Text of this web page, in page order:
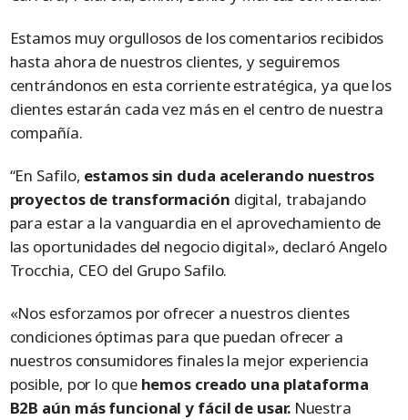
Estamos muy orgullosos de los comentarios recibidos
hasta ahora de nuestros clientes, y seguiremos
centrándonos en esta corriente estratégica, ya que los
clientes estarán cada vez más en el centro de nuestra
compañía.
“En Safilo, estamos sin duda acelerando nuestros
proyectos de transformación digital, trabajando
para estar a la vanguardia en el aprovechamiento de
las oportunidades del negocio digital», declaró Angelo
Trocchia, CEO del Grupo Safilo.
«Nos esforzamos por ofrecer a nuestros clientes
condiciones óptimas para que puedan ofrecer a
nuestros consumidores finales la mejor experiencia
posible, por lo que hemos creado una plataforma
B2B aún más funcional y fácil de usar.Nuestra